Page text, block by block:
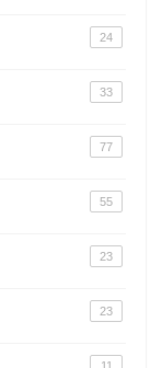
24
33
77
55
23
23